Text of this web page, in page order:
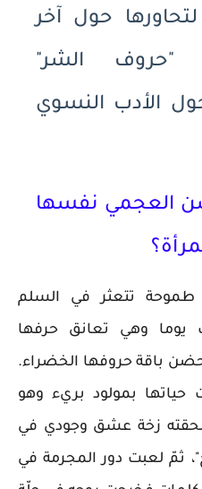
حول آخر
"حروف الشر"
الأدب النسوي
العجمي نفسها
تتعثر في السلم
وهي تعانق حرفها
باقة حروفها الخضراء.
حياتها بمولود بريء وهو
زخة عشق وجودي في
ثمّ لعبت دور المجرمة في